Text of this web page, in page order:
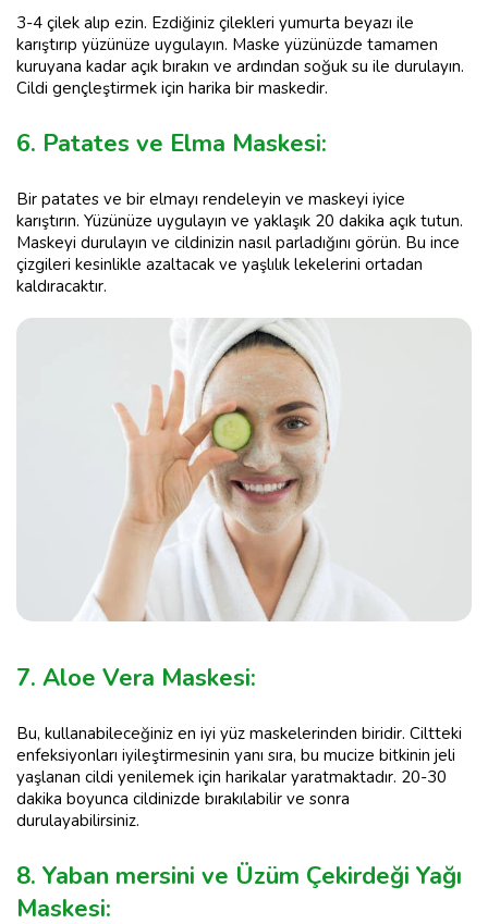
3-4 çilek alıp ezin. Ezdiğiniz çilekleri yumurta beyazı ile
karıştırıp yüzünüze uygulayın. Maske yüzünüzde tamamen
kuruyana kadar açık bırakın ve ardından soğuk su ile durulayın.
Cildi gençleştirmek için harika bir maskedir.
6. Patates ve Elma Maskesi:
Bir patates ve bir elmayı rendeleyin ve maskeyi iyice
karıştırın. Yüzünüze uygulayın ve yaklaşık 20 dakika açık tutun.
Maskeyi durulayın ve cildinizin nasıl parladığını görün. Bu ince
çizgileri kesinlikle azaltacak ve yaşlılık lekelerini ortadan
kaldıracaktır.
7. Aloe Vera Maskesi:
Bu, kullanabileceğiniz en iyi yüz maskelerinden biridir. Ciltteki
enfeksiyonları iyileştirmesinin yanı sıra, bu mucize bitkinin jeli
yaşlanan cildi yenilemek için harikalar yaratmaktadır. 20-30
dakika boyunca cildinizde bırakılabilir ve sonra
durulayabilirsiniz.
8. Yaban mersini ve Üzüm Çekirdeği Yağı
Maskesi: